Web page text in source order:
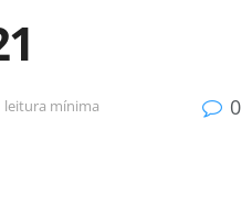
leitura mínima 0